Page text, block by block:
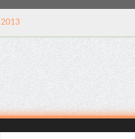
2013